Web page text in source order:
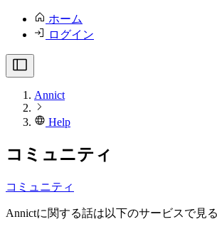
ホーム
ログイン
Annict
Help
コミュニティ
コミュニティ
Annictに関する話は以下のサービスで見